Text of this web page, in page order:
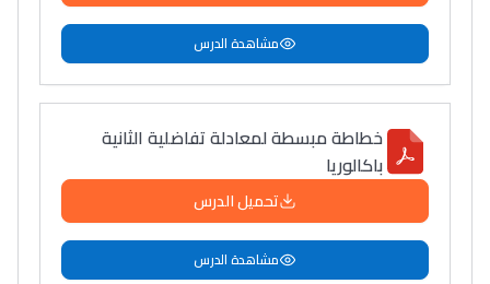
مشاهدة الدرس
خطاطة مبسطة لمعادلة تفاضلية الثانية
باكالوريا
تحميل الدرس
مشاهدة الدرس